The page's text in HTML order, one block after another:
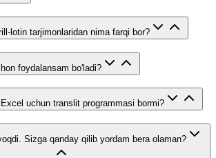
lotin tarjimonlaridan nima farqi bor?
foydalansam bo'ladi?
uchun translit programmasi bormi?
Sizga qanday qilib yordam bera olaman?